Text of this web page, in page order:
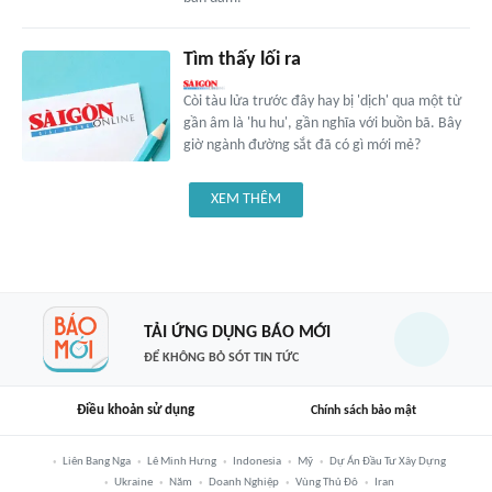
Tìm thấy lối ra
Còi tàu lửa trước đây hay bị 'dịch' qua một từ
gần âm là 'hu hu', gần nghĩa với buồn bã. Bây
giờ ngành đường sắt đã có gì mới mẻ?
XEM THÊM
TẢI ỨNG DỤNG BÁO MỚI
ĐỂ KHÔNG BỎ SÓT TIN TỨC
Điều khoản sử dụng Chính sách bảo mật
Liên Bang Nga Lê Minh Hưng Indonesia Mỹ
Dự Án Đầu Tư Xây Dựng
Ukraine
Năm Doanh Nghiệp Vùng Thủ Đô Iran